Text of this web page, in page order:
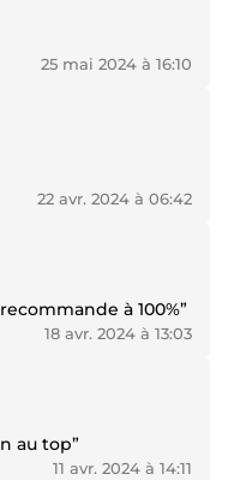
25 mai 2024 à 16:10
22 avr. 2024 à 06:42
à 100%”
18 avr. 2024 à 13:03
au top”
11 avr. 2024 à 14:11